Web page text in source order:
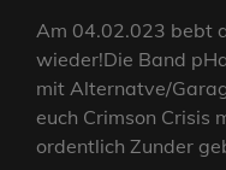
Am 04.02.023 bebt
wieder!Die Band
mit Alternatve/
euch Crimson Crisis
ordentlich Zunder